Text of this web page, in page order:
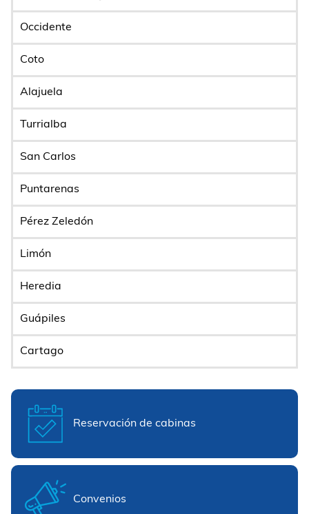
Occidente
Coto
Alajuela
Turrialba
San Carlos
Puntarenas
Pérez Zeledón
Limón
Heredia
Guápiles
Cartago
Reservación de cabinas
Convenios